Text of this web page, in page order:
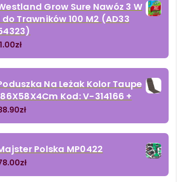
Grow Sure Nawóz 3 W
do Trawników 100 M2 (AD33
zł
Na Leżak Kolor Taupe
Kod: V-314166 +
zł
Polska MP0422
zł